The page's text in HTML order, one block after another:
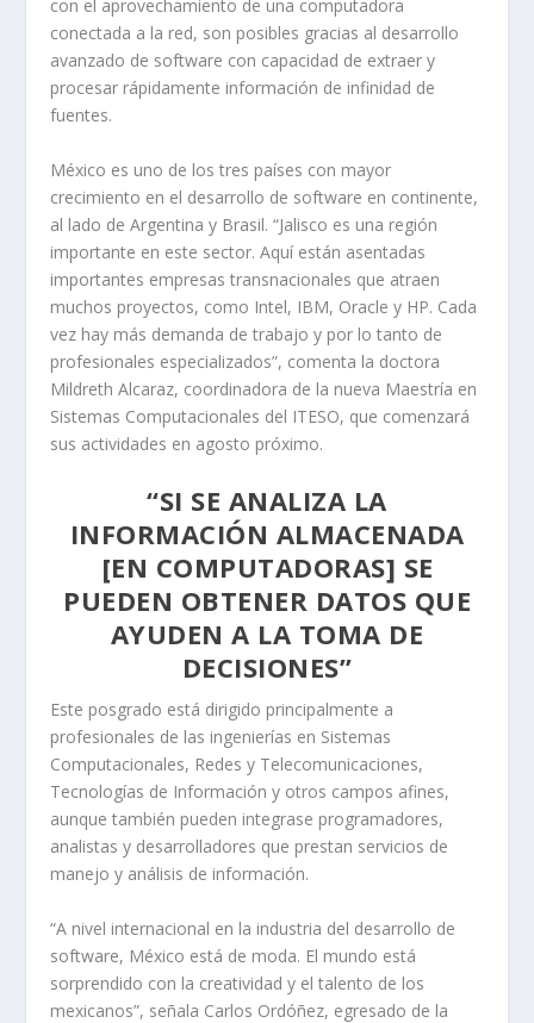
con el aprovechamiento de una computadora
conectada a la red, son posibles gracias al desarrollo
avanzado de software con capacidad de extraer y
procesar rápidamente información de infinidad de
fuentes.
México es uno de los tres países con mayor
crecimiento en el desarrollo de software en continente,
al lado de Argentina y Brasil. “Jalisco es una región
importante en este sector. Aquí están asentadas
importantes empresas transnacionales que atraen
muchos proyectos, como Intel, IBM, Oracle y HP. Cada
vez hay más demanda de trabajo y por lo tanto de
profesionales especializados”, comenta la doctora
Mildreth Alcaraz, coordinadora de la nueva Maestría en
Sistemas Computacionales del ITESO, que comenzará
sus actividades en agosto próximo.
“SI SE ANALIZA LA
INFORMACIÓN ALMACENADA
[EN COMPUTADORAS] SE
PUEDEN OBTENER DATOS QUE
AYUDEN A LA TOMA DE
DECISIONES”
Este posgrado está dirigido principalmente a
profesionales de las ingenierías en Sistemas
Computacionales, Redes y Telecomunicaciones,
Tecnologías de Información y otros campos afines,
aunque también pueden integrase programadores,
analistas y desarrolladores que prestan servicios de
manejo y análisis de información.
“A nivel internacional en la industria del desarrollo de
software, México está de moda. El mundo está
sorprendido con la creatividad y el talento de los
mexicanos”, señala Carlos Ordóñez, egresado de la